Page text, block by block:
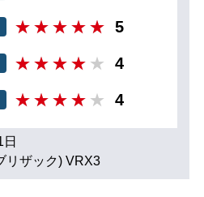
5
4
4
リザック) VRX3